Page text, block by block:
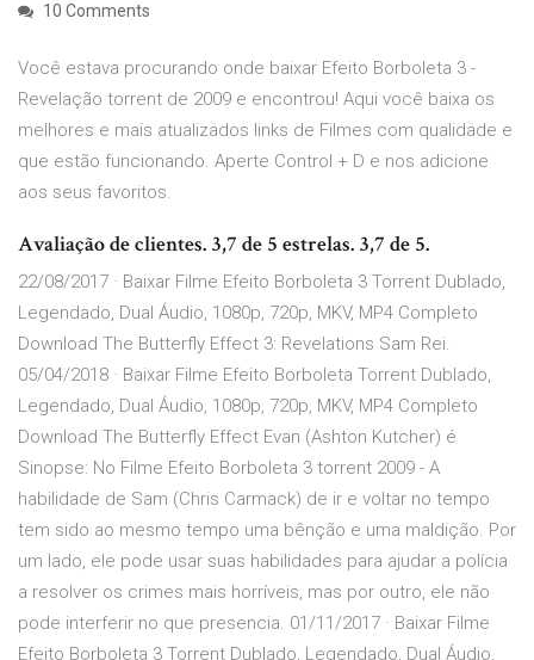
10 Comments
Você estava procurando onde baixar Efeito Borboleta 3 -
Revelação torrent de 2009 e encontrou! Aqui você baixa os
melhores e mais atualizados links de Filmes com qualidade e
que estão funcionando. Aperte Control + D e nos adicione
aos seus favoritos.
Avaliação de clientes. 3,7 de 5 estrelas. 3,7 de 5.
22/08/2017 · Baixar Filme Efeito Borboleta 3 Torrent Dublado,
Legendado, Dual Áudio, 1080p, 720p, MKV, MP4 Completo
Download The Butterfly Effect 3: Revelations Sam Rei.
05/04/2018 · Baixar Filme Efeito Borboleta Torrent Dublado,
Legendado, Dual Áudio, 1080p, 720p, MKV, MP4 Completo
Download The Butterfly Effect Evan (Ashton Kutcher) é
Sinopse: No Filme Efeito Borboleta 3 torrent 2009 - A
habilidade de Sam (Chris Carmack) de ir e voltar no tempo
tem sido ao mesmo tempo uma bênção e uma maldição. Por
um lado, ele pode usar suas habilidades para ajudar a polícia
a resolver os crimes mais horríveis, mas por outro, ele não
pode interferir no que presencia. 01/11/2017 · Baixar Filme
Efeito Borboleta 3 Torrent Dublado, Legendado, Dual Áudio,